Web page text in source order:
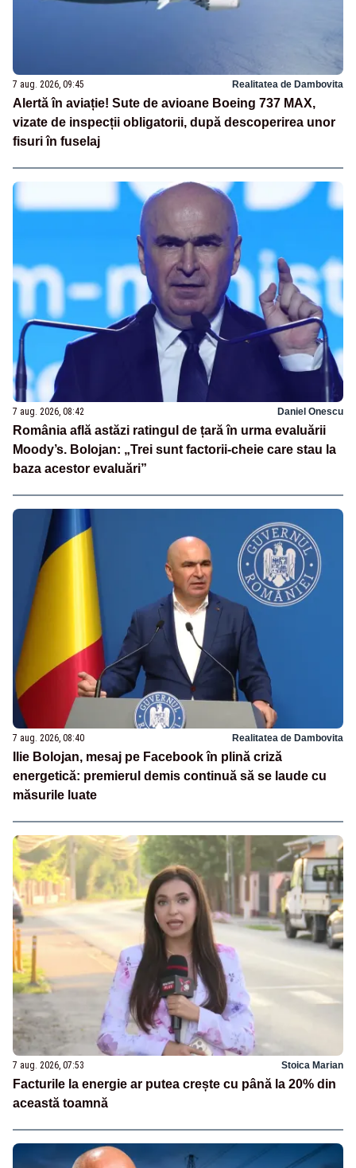
7 aug. 2026, 09:45 Realitatea de Dambovita
Alertă în aviație! Sute de avioane Boeing 737 MAX,
vizate de inspecții obligatorii, după descoperirea unor
fisuri în fuselaj
7 aug. 2026, 08:42 Daniel Onescu
România află astăzi ratingul de țară în urma evaluării
Moody’s. Bolojan: „Trei sunt factorii-cheie care stau la
baza acestor evaluări”
7 aug. 2026, 08:40 Realitatea de Dambovita
Ilie Bolojan, mesaj pe Facebook în plină criză
energetică: premierul demis continuă să se laude cu
măsurile luate
7 aug. 2026, 07:53 Stoica Marian
Facturile la energie ar putea crește cu până la 20% din
această toamnă